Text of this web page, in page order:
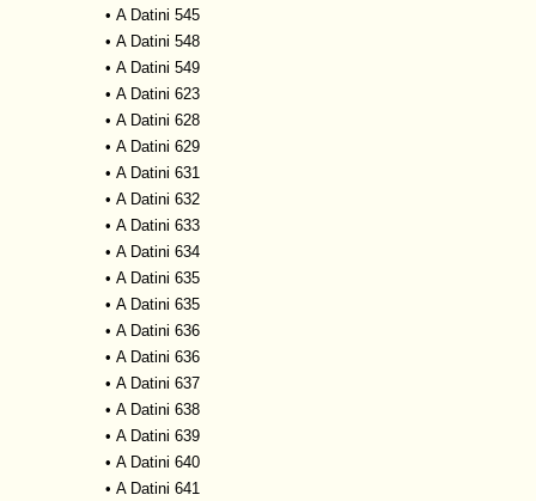
• A Datini 545
• A Datini 548
• A Datini 549
• A Datini 623
• A Datini 628
• A Datini 629
• A Datini 631
• A Datini 632
• A Datini 633
• A Datini 634
• A Datini 635
• A Datini 635
• A Datini 636
• A Datini 636
• A Datini 637
• A Datini 638
• A Datini 639
• A Datini 640
• A Datini 641